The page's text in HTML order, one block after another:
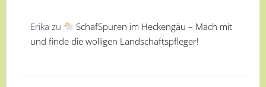
Erika zu
SchafSpuren im Heckengäu – Mach mit
und finde die wolligen Landschaftspfleger!